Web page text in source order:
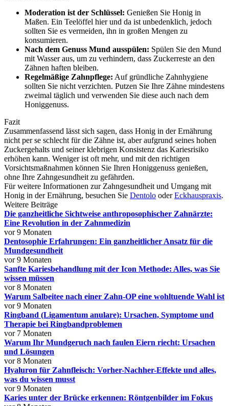
Moderation ist der Schlüssel: Genießen Sie Honig in
Maßen. Ein Teelöffel hier und da ist unbedenklich, jedoch
sollten Sie es vermeiden, ihn in großen Mengen zu
konsumieren.
Nach dem Genuss Mund ausspülen: Spülen Sie den Mund
mit Wasser aus, um zu verhindern, dass Zuckerreste an den
Zähnen haften bleiben.
Regelmäßige Zahnpflege: Auf gründliche Zahnhygiene
sollten Sie nicht verzichten. Putzen Sie Ihre Zähne mindestens
zweimal täglich und verwenden Sie diese auch nach dem
Honiggenuss.
Fazit
Zusammenfassend lässt sich sagen, dass Honig in der Ernährung
nicht per se schlecht für die Zähne ist, aber aufgrund seines hohen
Zuckergehalts und seiner klebrigen Konsistenz das Kariesrisiko
erhöhen kann. Weniger ist oft mehr, und mit den richtigen
Vorsichtsmaßnahmen können Sie Ihren Honiggenuss genießen,
ohne Ihre Zahngesundheit zu gefährden.
Für weitere Informationen zur Zahngesundheit und Umgang mit
Honig in der Ernährung, besuchen Sie Dentolo oderEckhauspraxis.
Weitere Beiträge
Die ganzheitliche Sichtweise anthroposophischer Zahnärzte:
Eine Revolution in der Zahnmedizin
vor 9 Monaten
Dentosophie Erfahrungen: Ein ganzheitlicher Ansatz für die
Mundgesundheit
vor 9 Monaten
Sanfte Kariesbehandlung mit der Icon Methode: Alles, was Sie
wissen müssen
vor 8 Monaten
Warum Salbeitee nach einer Zahn-OP eine wohltuende Wahl ist
vor 9 Monaten
Ringband (Ligamentum anulare): Ursachen, Symptome und
Therapie bei Ringbandproblemen
vor 7 Monaten
Warum Ihr Mundgeruch nach faulen Eiern riecht: Ursachen
und Lösungen
vor 8 Monaten
Hyaluron für Zahnfleisch: Vorher-Nachher-Effekte und alles,
was du wissen musst
vor 9 Monaten
Karies unter der Brücke erkennen: Röntgenbilder im Fokus